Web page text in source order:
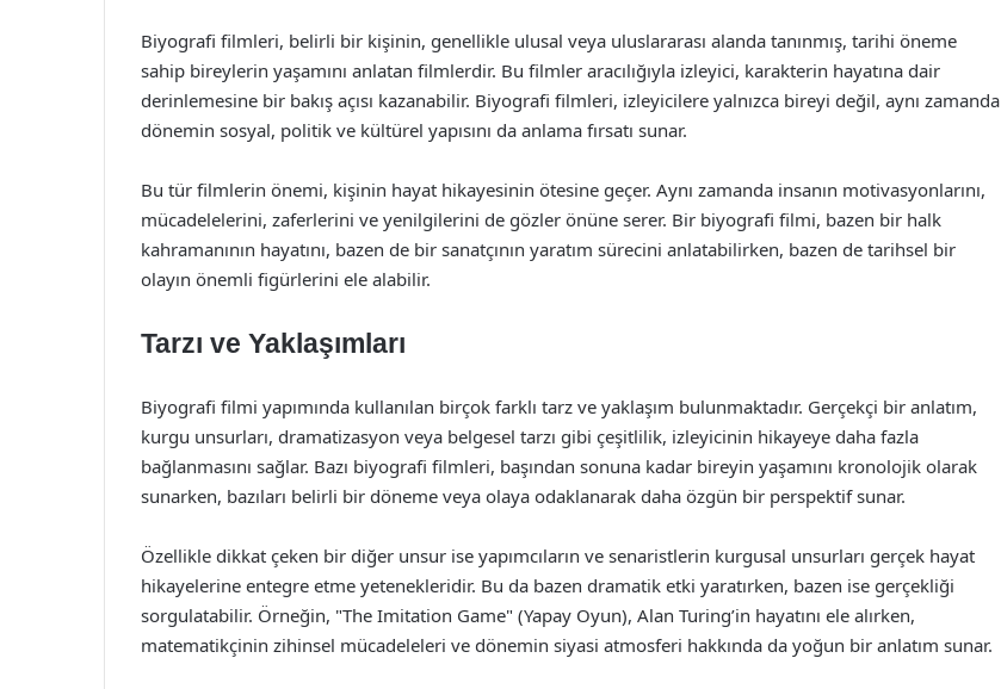
Biyografi filmleri, belirli bir kişinin, genellikle ulusal veya uluslararası alanda tanınmış, tarihi öneme
sahip bireylerin yaşamını anlatan filmlerdir. Bu filmler aracılığıyla izleyici, karakterin hayatına dair
derinlemesine bir bakış açısı kazanabilir. Biyografi filmleri, izleyicilere yalnızca bireyi değil, aynı zamanda
dönemin sosyal, politik ve kültürel yapısını da anlama fırsatı sunar.
Bu tür filmlerin önemi, kişinin hayat hikayesinin ötesine geçer. Aynı zamanda insanın motivasyonlarını,
mücadelelerini, zaferlerini ve yenilgilerini de gözler önüne serer. Bir biyografi filmi, bazen bir halk
kahramanının hayatını, bazen de bir sanatçının yaratım sürecini anlatabilirken, bazen de tarihsel bir
olayın önemli figürlerini ele alabilir.
Tarzı ve Yaklaşımları
Biyografi filmi yapımında kullanılan birçok farklı tarz ve yaklaşım bulunmaktadır. Gerçekçi bir anlatım,
kurgu unsurları, dramatizasyon veya belgesel tarzı gibi çeşitlilik, izleyicinin hikayeye daha fazla
bağlanmasını sağlar. Bazı biyografi filmleri, başından sonuna kadar bireyin yaşamını kronolojik olarak
sunarken, bazıları belirli bir döneme veya olaya odaklanarak daha özgün bir perspektif sunar.
Özellikle dikkat çeken bir diğer unsur ise yapımcıların ve senaristlerin kurgusal unsurları gerçek hayat
hikayelerine entegre etme yetenekleridir. Bu da bazen dramatik etki yaratırken, bazen ise gerçekliği
sorgulatabilir. Örneğin, "The Imitation Game" (Yapay Oyun), Alan Turing’in hayatını ele alırken,
matematikçinin zihinsel mücadeleleri ve dönemin siyasi atmosferi hakkında da yoğun bir anlatım sunar.